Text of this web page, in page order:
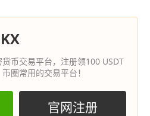
币交易平台，注册领100 USDT
圈常用的交易平台！
官网注册